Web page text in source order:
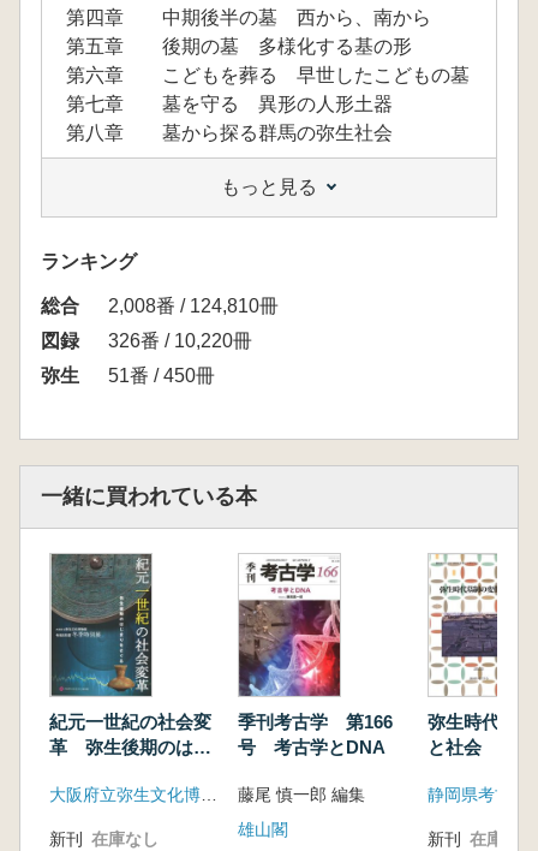
第四章 中期後半の墓 西から、南から
第五章 後期の墓 多様化する基の形
第六章 こどもを葬る 早世したこどもの墓
第七章 墓を守る 異形の人形土器
第八章 墓から探る群馬の弥生社会
もっと見る
ランキング
総合
2,008番 / 124,810冊
図録
326番 / 10,220冊
弥生
51番 / 450冊
一緒に買われている本
紀元一世紀の社会変
革 弥生後期のはじ
大阪府立弥生文化博物館
新刊 在庫なし
季刊考古学 第166
号 考古学とDNA
藤尾 慎一郎 編集
雄山閣
弥生時代墓
と社会
静岡県考古学
新刊 在庫なし